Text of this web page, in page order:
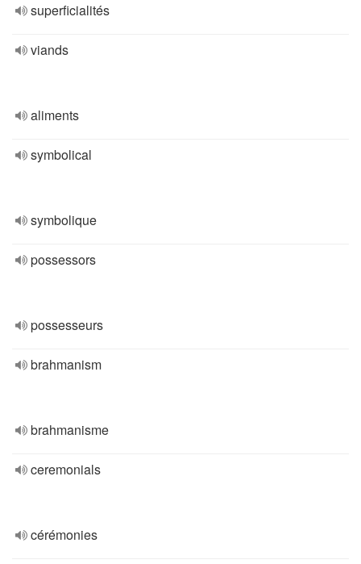
superficialités
viands
aliments
symbolical
symbolique
possessors
possesseurs
brahmanism
brahmanisme
ceremonials
cérémonies